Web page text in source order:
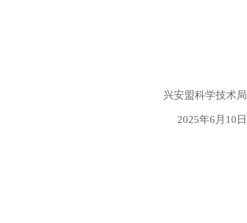
兴安盟科学技术局
2025年6月 10 日